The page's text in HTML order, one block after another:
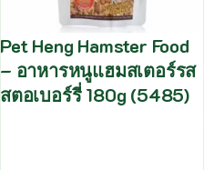
Pet Heng Hamster Food
– อาหารหนูแฮมสเตอร์รส
สตอเบอร์รี่ 180g (5485)